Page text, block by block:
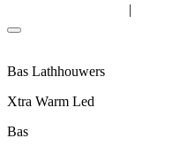
|
Bas Lathhouwers
Xtra Warm Led
Bas